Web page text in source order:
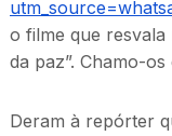
o filme que resvala
da paz”. Chamo-
Deram à repórter